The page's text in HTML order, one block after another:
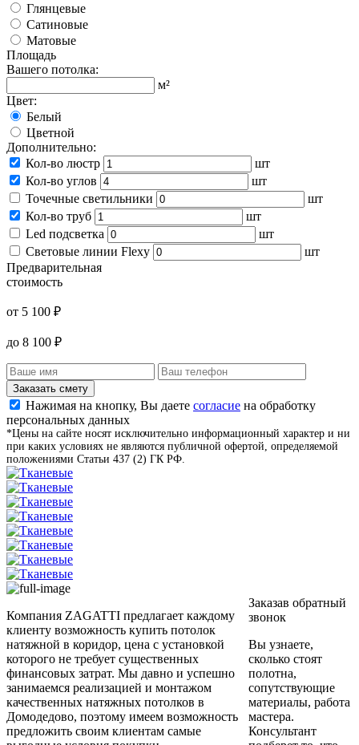
Глянцевые
Сатиновые
Матовые
Площадь
Вашего потолка:
м²
Цвет:
Белый
Цветной
Дополнительно:
Кол-во люстр
шт
Кол-во углов
шт
Точечные светильники
шт
Кол-во труб
шт
Led подсветка
шт
Световые линии Flexy
шт
Предварительная
стоимость
от 5 100 ₽
до 8 100 ₽
Заказать смету
Нажимая на кнопку, Вы даете согласие на обработку
персональных данных
*Цены на сайте носят исключительно информационный характер и ни
при каких условиях не являются публичной офертой, определяемой
положениями Статьи 437 (2) ГК РФ.
Компания ZAGATTI предлагает каждому
клиенту возможность купить потолок
натяжной в коридор, цена с установкой
которого не требует существенных
финансовых затрат. Мы давно и успешно
занимаемся реализацией и монтажом
качественных натяжных потолков в
Домодедово, поэтому имеем возможность
предложить своим клиентам самые
Заказав обратный
звонок
Вы узнаете,
сколько стоят
полотна,
сопутствующие
материалы, работа
мастера.
Консультант